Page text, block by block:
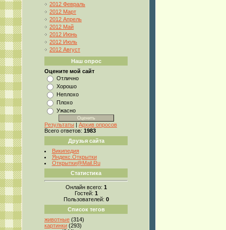
2012 Февраль
2012 Март
2012 Апрель
2012 Май
2012 Июнь
2012 Июль
2012 Август
Наш опрос
Оцените мой сайт
Отлично
Хорошо
Неплохо
Плохо
Ужасно
Результаты | Архив опросов
Всего ответов: 1983
Друзья сайта
Википедия
Яндекс.Открытки
Открытки@Mail.Ru
Статистика
Онлайн всего: 1
Гостей: 1
Пользователей: 0
Список тегов
животные (314)
картинки (293)